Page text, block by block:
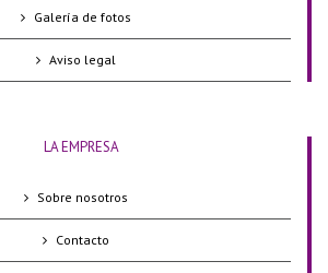
Galería de fotos
Aviso legal
LA EMPRESA
Sobre nosotros
Contacto